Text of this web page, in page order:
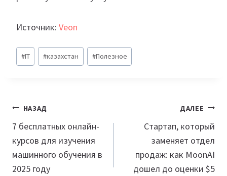
Источник: Veon
Метки
записи:
#IT #казахстан #Полезное
Навигация
по
записям
НАЗАД
7 бесплатных онлайн-
курсов для изучения
машинного обучения в
2025 году
ДАЛЕЕ
Стартап, который
заменяет отдел
продаж: как MoonAI
дошел до оценки $5